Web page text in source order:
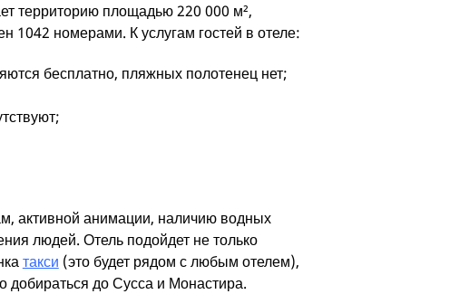
территорию площадью 220 000 м²,
1042 номерами. К услугам гостей в отеле:
бесплатно, пляжных полотенец нет;
активной анимации, наличию водных
людей. Отель подойдет не только
такси (это будет рядом с любым отелем),
добираться до Сусса и Монастира.